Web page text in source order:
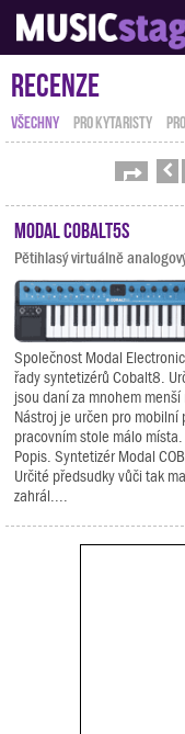
S muzikanty pro muzikanty
Recenze
VŠECHNY PRO KYTARISTY
Stránka
Modal COBALT5S
Pětihlasý virtuálně
Společnost Modal
řady syntetizérů Cobalt8.
jsou daní za mnohem
Nástroj je určen pro
pracovním stole málo místa.
Popis. Syntetizér Modal
Určité předsudky vůči tak
zahrál....